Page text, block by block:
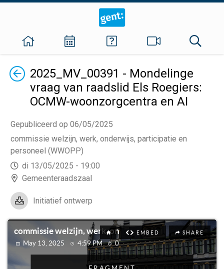
Terug2025_MV_00391 - Mondelinge
vraag van raadslid Els Roegiers:
OCMW-woonzorgcentra en AI
Gepubliceerd op 06/05/2025
commissie welzijn, werk, onderwijs, participatie en
personeel (WWOPP)
di 13/05/2025 - 19:00
Gemeenteraadszaal
Initiatief ontwerp